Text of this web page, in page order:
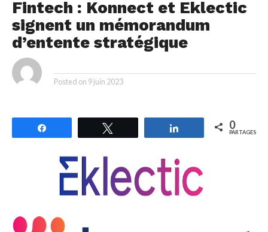
Fintech : Konnect et Eklectic
signent un mémorandum
d’entente stratégique
Posted on 9 juin 2023
Partagez 0
PARTAGES